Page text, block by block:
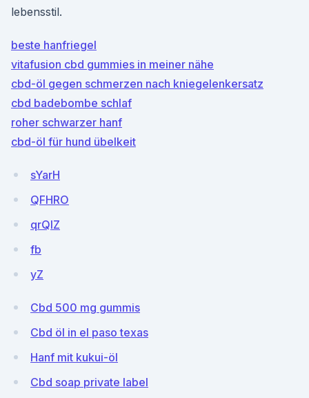
lebensstil.
beste hanfriegel
vitafusion cbd gummies in meiner nähe
cbd-öl gegen schmerzen nach kniegelenkersatz
cbd badebombe schlaf
roher schwarzer hanf
cbd-öl für hund übelkeit
sYarH
QFHRO
qrQlZ
fb
yZ
Cbd 500 mg gummis
Cbd öl in el paso texas
Hanf mit kukui-öl
Cbd soap private label